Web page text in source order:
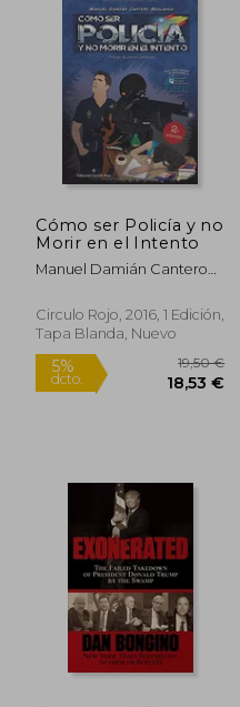
dcto. 18,99 €
Cómo ser Policía y no
Morir en el Intento
Manuel Damián Cantero
Circulo Rojo, 2016, 1 Edición,
Tapa Blanda, Nuevo